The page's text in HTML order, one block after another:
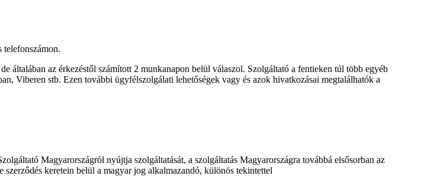
telefonszámon.
általában az érkezéstől számított 2 munkanapon belül válaszol. Szolgáltató a fentieken túl több egyéb
Viberen stb. Ezen további ügyfélszolgálati lehetőségek vagy és azok hivatkozásai megtalálhatók a
Magyarországról nyújtja szolgáltatását, a szolgáltatás Magyarországra továbbá elsősorban az
keretein belül a magyar jog alkalmazandó, különös tekintettel